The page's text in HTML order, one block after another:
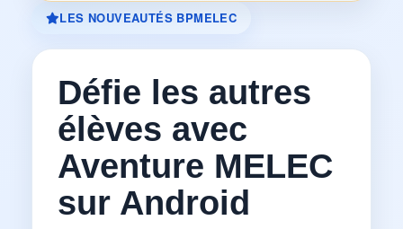
LES NOUVEAUTÉS BPMELEC
Défie les autres
élèves avec
Aventure MELEC
sur Android